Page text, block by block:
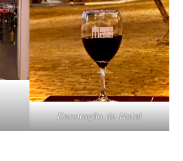
Decoração de Natal